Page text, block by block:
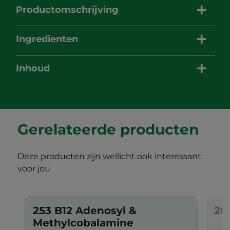
Productomschrijving
Ingredienten
Inhoud
Gerelateerde producten
Deze producten zijn wellicht ook interessant
voor jou
253 B12 Adenosyl &
Methylcobalamine